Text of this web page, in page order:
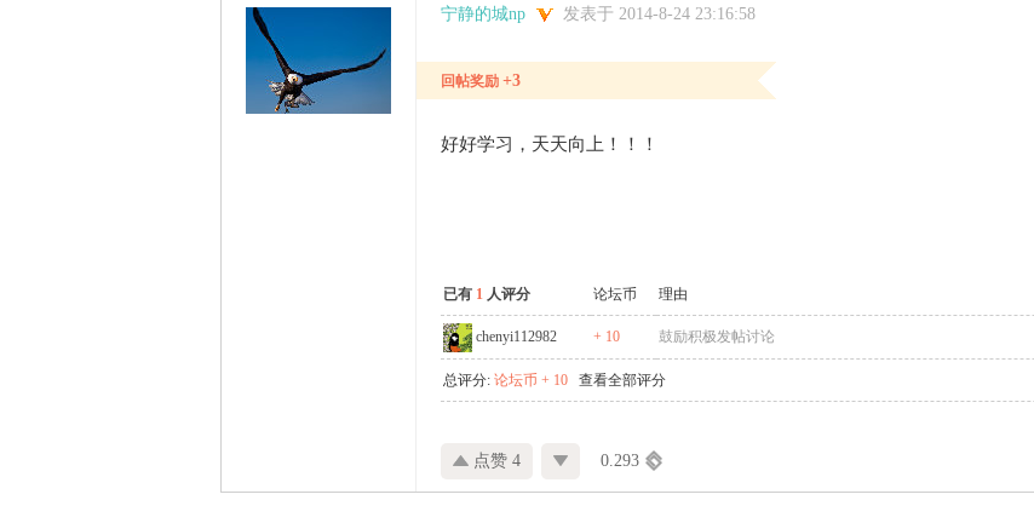
宁静的城np 发表于 2014-8-24 23:16:58
回帖奖励 +3
好好学习，天天向上！！！
已有 1 人评分 论坛币 理由
chenyi112982 + 10 鼓励积极发帖讨论
总评分: 论坛币 + 10 查看全部评分
点赞 4 0.293